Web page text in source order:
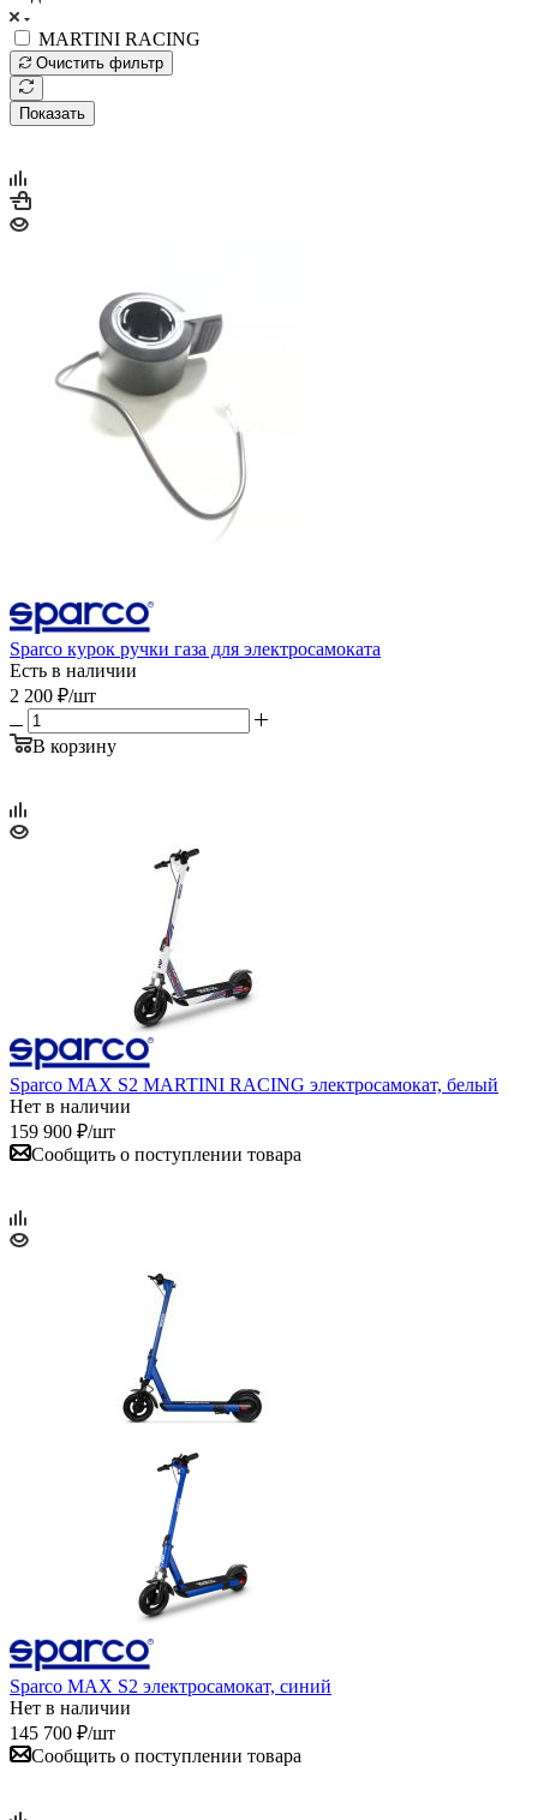
MARTINI RACING
Очистить фильтр
Показать
Sparco курок ручки газа для электросамоката
Есть в наличии
2 200 ₽/шт
В корзину
Sparco MAX S2 MARTINI RACING электросамокат, белый
Нет в наличии
159 900 ₽/шт
Сообщить о поступлении товара
Sparco MAX S2 электросамокат, синий
Нет в наличии
145 700 ₽/шт
Сообщить о поступлении товара